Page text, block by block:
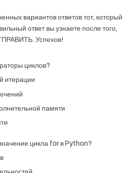
вариантов ответов тот, который
ответ вы узнаете после того,
Успехов!
циклов?
итерации
памяти
цикла for в Python?